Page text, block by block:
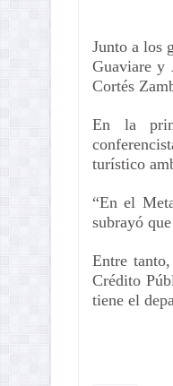
Juntoa los
Guaviare y
Cortés
En la
turístico
“En el
subrayó
Entre
Crédito
tiene el